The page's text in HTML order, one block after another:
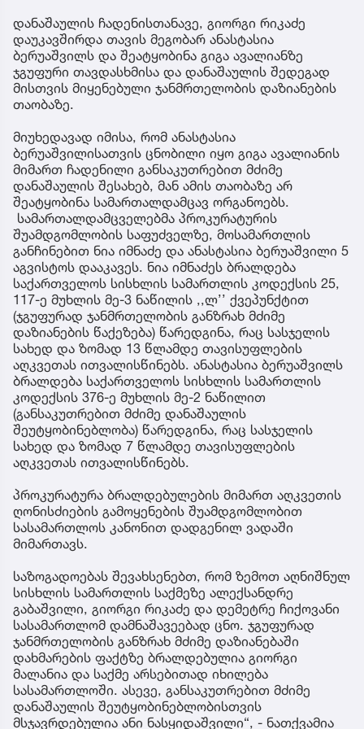
დანაშაულის ჩადენისთანავე, გიორგი რიკაძე
დაუკავშირდა თავის მეგობარ ანასტასია
ბერუაშვილს და შეატყობინა გიგა ავალიანზე
ჯგუფური თავდასხმისა და დანაშაულის შედეგად
მისთვის მიყენებული ჯანმრთელობის დაზიანების
თაობაზე.
მიუხედავად იმისა, რომ ანასტასია
ბერუაშვილისათვის ცნობილი იყო გიგა ავალიანის
მიმართ ჩადენილი განსაკუთრებით მძიმე
დანაშაულის შესახებ, მან ამის თაობაზე არ
შეატყობინა სამართალდამცავ ორგანოებს.
სამართალდამცველებმა პროკურატურის
შუამდგომლობის საფუძველზე, მოსამართლის
განჩინებით ნია იმნაძე და ანასტასია ბერუაშვილი 5
აგვისტოს დააკავეს. ნია იმნაძეს ბრალდება
საქართველოს სისხლის სამართლის კოდექსის 25,
117-ე მუხლის მე-3 ნაწილის ,,ლ’’ ქვეპუნქტით
(ჯგუფურად ჯანმრთელობის განზრახ მძიმე
დაზიანების წაქეზება) წარედგინა, რაც სასჯელის
სახედ და ზომად 13 წლამდე თავისუფლების
აღკვეთას ითვალისწინებს. ანასტასია ბერუაშვილს
ბრალდება საქართველოს სისხლის სამართლის
კოდექსის 376-ე მუხლის მე-2 ნაწილით
(განსაკუთრებით მძიმე დანაშაულის
შეუტყობინებლობა) წარედგინა, რაც სასჯელის
სახედ და ზომად 7 წლამდე თავისუფლების
აღკვეთას ითვალისწინებს.
პროკურატურა ბრალდებულების მიმართ აღკვეთის
ღონისძიების გამოყენების შუამდგომლობით
სასამართლოს კანონით დადგენილ ვადაში
მიმართავს.
საზოგადოებას შევახსენებთ, რომ ზემოთ აღნიშნულ
სისხლის სამართლის საქმეზე ალექსანდრე
გაბაშვილი, გიორგი რიკაძე და დემეტრე ჩიქოვანი
სასამართლომ დამნაშავეებად ცნო. ჯგუფურად
ჯანმრთელობის განზრახ მძიმე დაზიანებაში
დახმარების ფაქტზე ბრალდებულია გიორგი
მალანია და საქმე არსებითად იხილება
სასამართლოში. ასევე, განსაკუთრებით მძიმე
დანაშაულის შეუტყობინებლობისთვის
მსჯავრდებულია ანი ნასყიდაშვილი“, - ნათქვამია